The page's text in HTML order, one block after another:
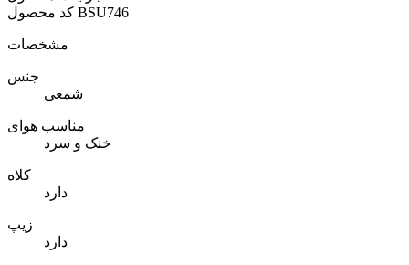
BSU746
مشخصات
جنس
شمعی
مناسب هوای
خنک و سرد
کلاه
دارد
زیپ
دارد